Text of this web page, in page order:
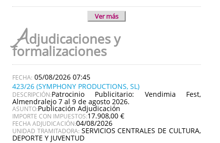
Ver más
Adjudicaciones y
formalizaciones
05/08/2026 07:45
423/26 (SYMPHONY PRODUCTIONS, SL)
DESCRIPCIÓN:Patrocinio Publicitario: Vendimia Fest,
Almendralejo 7 al 9 de agosto 2026.
ASUNTO:Publicación Adjudicación
IMPORTE CON IMPUESTOS:17.908,00 €
FECHA ADJUDICACIÓN:04/08/2026
UNIDAD TRAMITADORA: SERVICIOS CENTRALES DE CULTURA,
DEPORTE Y JUVENTUD